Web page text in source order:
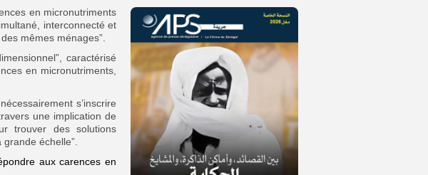
en micronutriments
interconnecté et
mêmes ménages”.
caractérisé
en micronutriments,
s’inscrire
une implication de
trouver des solutions
échelle”.
aux carences en